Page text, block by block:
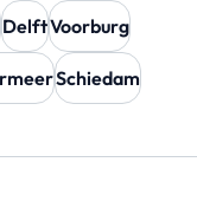
DelftVoorburg
Schiedam